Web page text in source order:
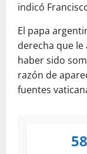
indicó
El papa
derecha que
haber sido
razón de
fuentes
58